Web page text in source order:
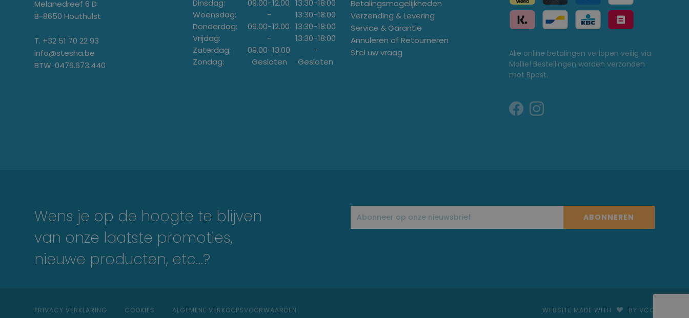
Melanedreef 6 D
B-8650 Houthulst
T. +32 51 70 22 93
info@stesha.be
BTW: 0476.673.440
Dinsdag:
09.00-12.00 13:30-18:00
Woensdag:
- 13:30-18:00
Donderdag:
09.00-12.00 13:30-18:00
Vrijdag:
- 13:30-18:00
Zaterdag:
09.00-13.00
-
Zondag:
Gesloten Gesloten
Betalingsmogelijkheden
Verzending & Levering
Service & Garantie
Annuleren of Retourneren
Stel uw vraag
Alle online betalingen verlopen veilig via
Mollie! Bestellingen worden verzonden
met Bpost.
Wens je op de hoogte te blijven
van onze laatste promoties,
nieuwe producten, etc…?
ABONNEREN
PRIVACY VERKLARING COOKIES ALGEMENE VERKOOPSVOORWAARDEN WEBSITE MADE WITH BY VCO